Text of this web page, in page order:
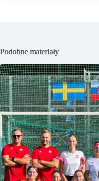
Podobne materiały